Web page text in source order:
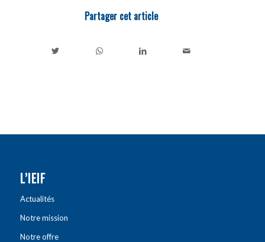
Partager cet article
L’IEIF
Actualités
Notre mission
Notre offre